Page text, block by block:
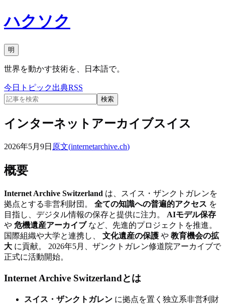
ハクソク
明
世界を動かす技術を、日本語で。
今日 トピック出典RSS
検索
インターネットアーカイブスイス
2026年5月9日 原文(internetarchive.ch)
概要
Internet Archive Switzerland は、スイス・ザンクトガレンを
拠点とする非営利財団。 全ての知識への普遍的アクセス を
目指し、デジタル情報の保存と提供に注力。 AIモデル保存
や 危機遺産アーカイブなど、先進的プロジェクトを推進。
国際組織や大学と連携し、 文化遺産の保護 や 教育機会の拡
大 に貢献。 2026年5月、ザンクトガレン修道院アーカイブで
正式に活動開始。
Internet Archive Switzerlandとは
スイス・ザンクトガレン に拠点を置く独立系非営利財